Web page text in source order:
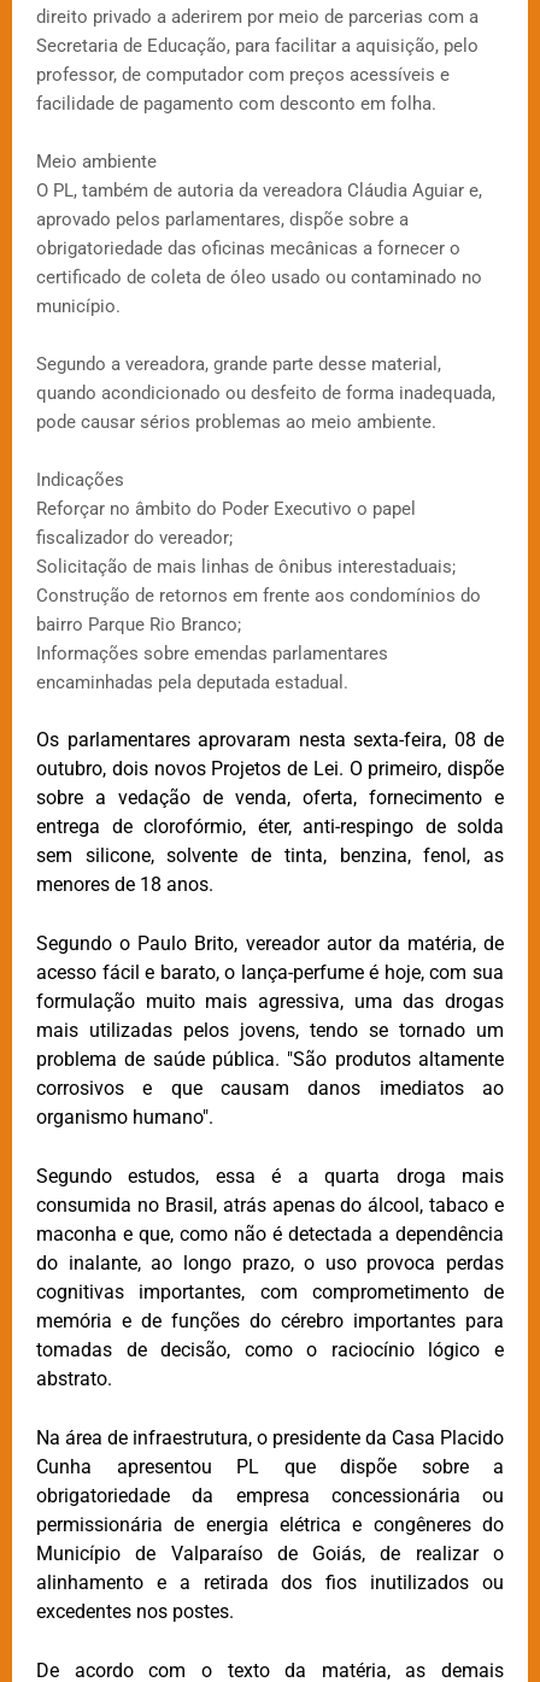
direito privado a aderirem por meio de parcerias com a
Secretaria de Educação, para facilitar a aquisição, pelo
professor, de computador com preços acessíveis e
facilidade de pagamento com desconto em folha.
Meio ambiente
O PL, também de autoria da vereadora Cláudia Aguiar e,
aprovado pelos parlamentares, dispõe sobre a
obrigatoriedade das oficinas mecânicas a fornecer o
certificado de coleta de óleo usado ou contaminado no
município.
Segundo a vereadora, grande parte desse material,
quando acondicionado ou desfeito de forma inadequada,
pode causar sérios problemas ao meio ambiente.
Indicações
Reforçar no âmbito do Poder Executivo o papel
fiscalizador do vereador;
Solicitação de mais linhas de ônibus interestaduais;
Construção de retornos em frente aos condomínios do
bairro Parque Rio Branco;
Informações sobre emendas parlamentares
encaminhadas pela deputada estadual.
Os parlamentares aprovaram nesta sexta-feira, 08 de
outubro, dois novos Projetos de Lei. O primeiro, dispõe
sobre a vedação de venda, oferta, fornecimento e
entrega de clorofórmio, éter, anti-respingo de solda
sem silicone, solvente de tinta, benzina, fenol, as
menores de 18 anos.
Segundo o Paulo Brito, vereador autor da matéria, de
acesso fácil e barato, o lança-perfume é hoje, com sua
formulação muito mais agressiva, uma das drogas
mais utilizadas pelos jovens, tendo se tornado um
problema de saúde pública. "São produtos altamente
corrosivos e que causam danos imediatos ao
organismo humano".
Segundo estudos, essa é a quarta droga mais
consumida no Brasil, atrás apenas do álcool, tabaco e
maconha e que, como não é detectada a dependência
do inalante, ao longo prazo, o uso provoca perdas
cognitivas importantes, com comprometimento de
memória e de funções do cérebro importantes para
tomadas de decisão, como o raciocínio lógico e
abstrato.
Na área de infraestrutura, o presidente da Casa Placido
Cunha apresentou PL que dispõe sobre a
obrigatoriedade da empresa concessionária ou
permissionária de energia elétrica e congêneres do
Município de Valparaíso de Goiás, de realizar o
alinhamento e a retirada dos fios inutilizados ou
excedentes nos postes.
De acordo com o texto da matéria, as demais